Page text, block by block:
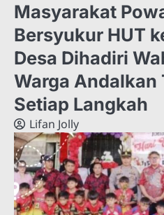
Masyarakat
Bersyukur HUT
Desa Dihadiri
Warga Andalkan
Setiap Langkah
Lifan Jolly